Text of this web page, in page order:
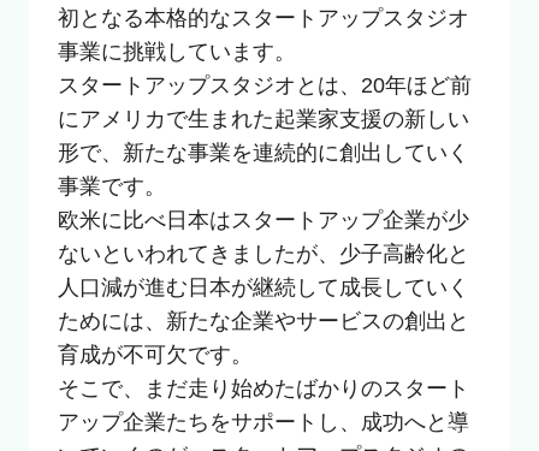
初となる本格的なスタートアップスタジオ
事業に挑戦しています。
スタートアップスタジオとは、20年ほど前
にアメリカで生まれた起業家支援の新しい
形で、新たな事業を連続的に創出していく
事業です。
欧米に比べ日本はスタートアップ企業が少
ないといわれてきましたが、少子高齢化と
人口減が進む日本が継続して成長していく
ためには、新たな企業やサービスの創出と
育成が不可欠です。
そこで、まだ走り始めたばかりのスタート
アップ企業たちをサポートし、成功へと導